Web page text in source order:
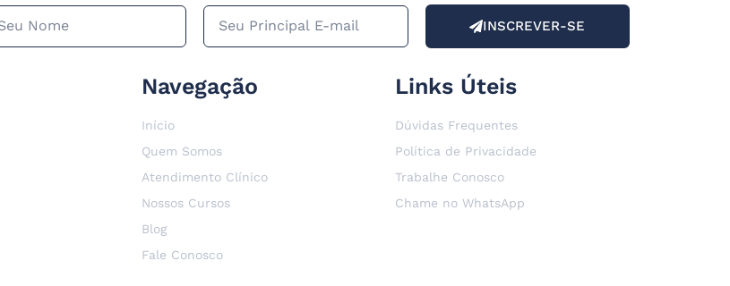
INSCREVER-SE
Navegação
Início
Quem Somos
Atendimento Clínico
Nossos Cursos
Blog
Fale Conosco
Links Úteis
Dúvidas Frequentes
Política de Privacidade
Trabalhe Conosco
Chame no WhatsApp